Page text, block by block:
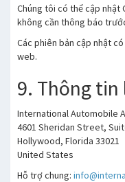
Chúng tôi có thể cập nhật
không cần thông báo
Các phiên bản cập nhật
web.
9. Thông tin
International Automobile
4601 Sheridan Street,
Hollywood, Florida 33021
United States
Hỗ trợ chung: